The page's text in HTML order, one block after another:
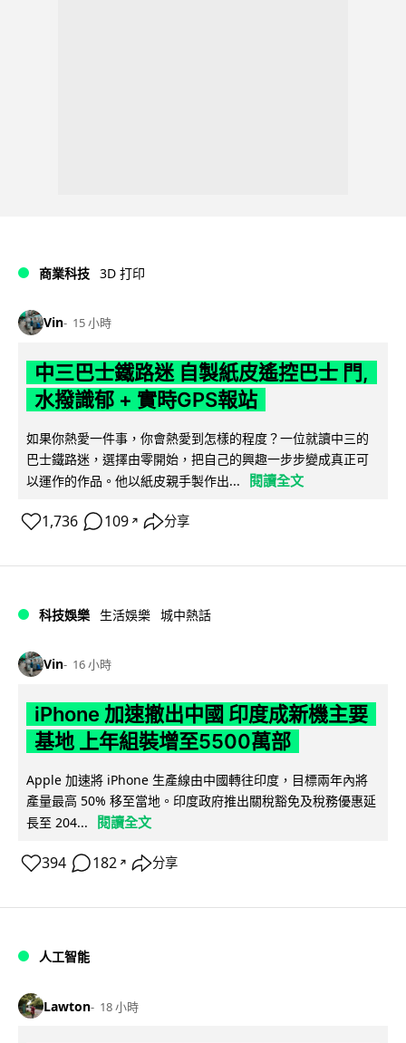
商業科技 3D 打印
Vin 15 小時
中三巴士鐵路迷 自製紙皮遙控巴士 門,
水撥識郁 + 實時GPS報站
如果你熱愛一件事，你會熱愛到怎樣的程度？一位就讀中三的
巴士鐵路迷，選擇由零開始，把自己的興趣一步步變成真正可
以運作的作品。他以紙皮親手製作出...
閱讀全文
1,736 109 ↗ 分享
科技娛樂 生活娛樂 城中熱話
Vin 16 小時
iPhone 加速撤出中國 印度成新機主要
基地 上年組裝增至5500萬部
Apple 加速將 iPhone 生產線由中國轉往印度，目標兩年內將
產量最高 50% 移至當地。印度政府推出關稅豁免及稅務優惠延
長至 204...
閱讀全文
394 182 ↗ 分享
人工智能
Lawton 18 小時